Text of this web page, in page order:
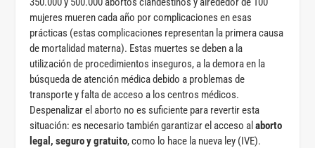
mujeres mueren cada año por complicaciones en esas
prácticas (estas complicaciones representan la primera causa
de mortalidad materna). Estas muertes se deben a la
utilización de procedimientos inseguros, a la demora en la
búsqueda de atención médica debido a problemas de
transporte y falta de acceso a los centros médicos.
Despenalizar el aborto no es suficiente para revertir esta
situación: es necesario también garantizar el acceso alaborto
legal, seguro y gratuito, como lo hace la nueva ley (IVE).